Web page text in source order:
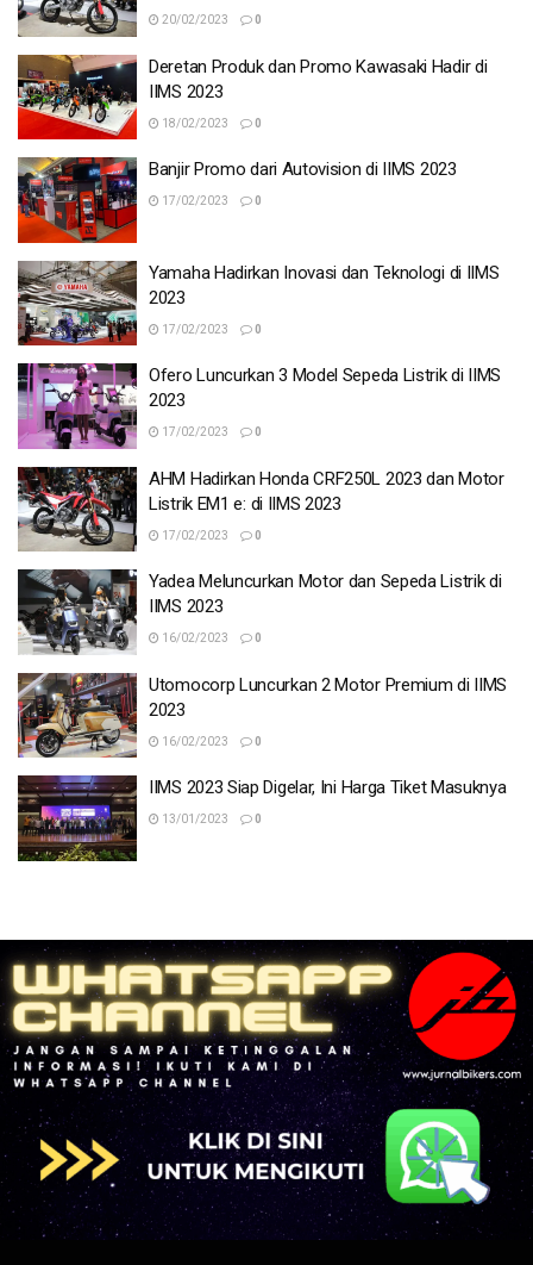
20/02/2023 0
Deretan Produk dan Promo Kawasaki Hadir di
IIMS 2023
18/02/2023 0
Banjir Promo dari Autovision di IIMS 2023
17/02/2023 0
Yamaha Hadirkan Inovasi dan Teknologi di IIMS
2023
17/02/2023 0
Ofero Luncurkan 3 Model Sepeda Listrik di IIMS
2023
17/02/2023 0
AHM Hadirkan Honda CRF250L 2023 dan Motor
Listrik EM1 e: di IIMS 2023
17/02/2023 0
Yadea Meluncurkan Motor dan Sepeda Listrik di
IIMS 2023
16/02/2023 0
Utomocorp Luncurkan 2 Motor Premium di IIMS
2023
16/02/2023 0
IIMS 2023 Siap Digelar, Ini Harga Tiket Masuknya
13/01/2023 0